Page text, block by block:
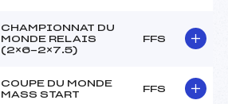
CHAMPIONNAT DU
MONDE RELAIS
(2×6-2×7.5)
FFS
COUPE DU MONDE
MASS START
FFS